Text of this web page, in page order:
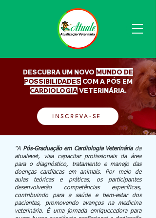
DESCUBRA UM NOVO MUNDO DE
POSSIBILIDADES COM A PÓS EM
CARDIOLOGIAVETERINÁRIA.
INSCREVA-SE
"A Pós-Graduação em Cardiologia Veterináriada
atualevet, visa capacitar profissionais da área
para o diagnóstico, tratamento e manejo das
doenças cardíacas em animais. Por meio de
aulas teóricas e práticas, os participantes
desenvolverão competências específicas,
contribuindo para a saúde e bem-estar dos
pacientes, promovendo avanços na medicina
veterinária. Éuma jornada enriquecedora para